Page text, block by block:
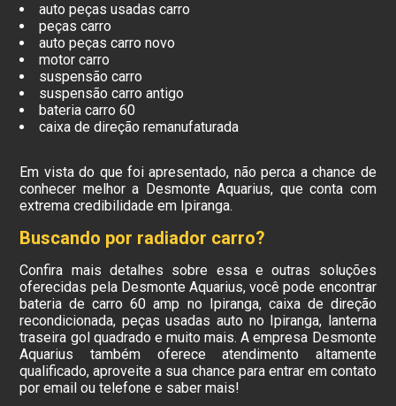
auto peças usadas carro
peças carro
auto peças carro novo
motor carro
suspensão carro
suspensão carro antigo
bateria carro 60
caixa de direção remanufaturada
Em vista do que foi apresentado, não perca a chance de
conhecer melhor a Desmonte Aquarius, que conta com
extrema credibilidade em Ipiranga.
Buscando por radiador carro?
Confira mais detalhes sobre essa e outras soluções
oferecidas pela Desmonte Aquarius, você pode encontrar
bateria de carro 60 amp no Ipiranga, caixa de direção
recondicionada, peças usadas auto no Ipiranga, lanterna
traseira gol quadrado e muito mais. A empresa Desmonte
Aquarius também oferece atendimento altamente
qualificado, aproveite a sua chance para entrar em contato
por email ou telefone e saber mais!